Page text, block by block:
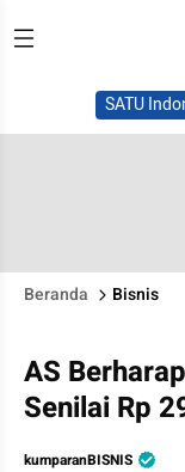
SATU
Beranda Bisnis
AS
Senilai Rp
kumparanBISNIS